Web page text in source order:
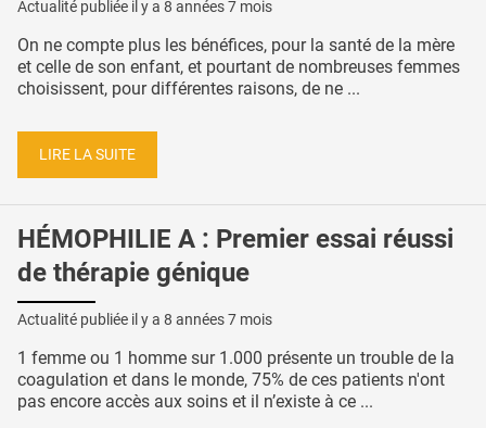
Actualité publiée il y a 8 années 7 mois
On ne compte plus les bénéfices, pour la santé de la mère
et celle de son enfant, et pourtant de nombreuses femmes
choisissent, pour différentes raisons, de ne ...
LIRE LA SUITE
HÉMOPHILIE A : Premier essai réussi
de thérapie génique
Actualité publiée il y a 8 années 7 mois
1 femme ou 1 homme sur 1.000 présente un trouble de la
coagulation et dans le monde, 75% de ces patients n'ont
pas encore accès aux soins et il n’existe à ce ...